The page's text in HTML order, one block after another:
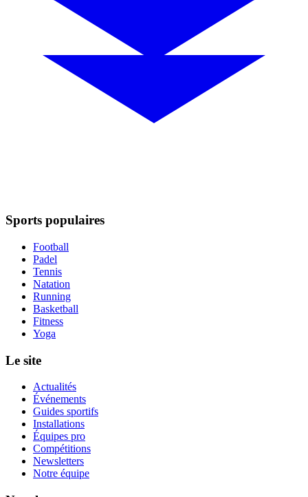
Sports populaires
Football
Padel
Tennis
Natation
Running
Basketball
Fitness
Yoga
Le site
Actualités
Événements
Guides sportifs
Installations
Équipes pro
Compétitions
Newsletters
Notre équipe